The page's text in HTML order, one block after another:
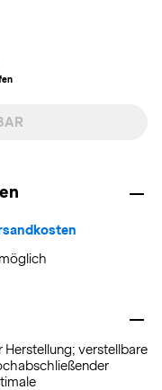
Herstellung; verstellbare